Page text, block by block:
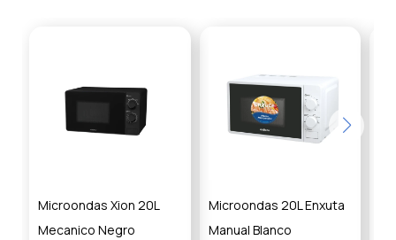
Microondas Xion 20L
Mecanico Negro
Microondas 20L Enxuta
Manual Blanco